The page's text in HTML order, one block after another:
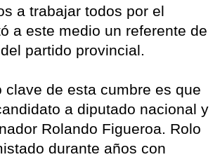
a trabajar todos por el
a este medio un referente de
partido provincial.
clave de esta cumbre es que
a diputado nacional y
Rolando Figueroa. Rolo
durante años con